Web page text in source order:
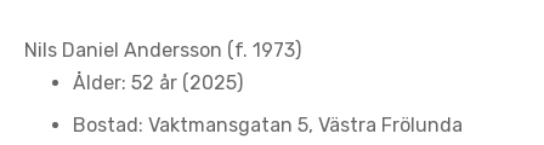
Nils Daniel Andersson (f. 1973)
Ålder: 52 år (2025)
Bostad: Vaktmansgatan 5, Västra Frölunda